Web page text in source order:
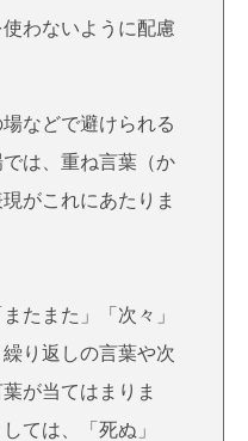
わないように配慮
などで避けられる
は、重ね言葉（か
がこれにあたりま
たまた」「次々」
繰り返しの言葉や次
が当てはまりま
ては、「死ぬ」